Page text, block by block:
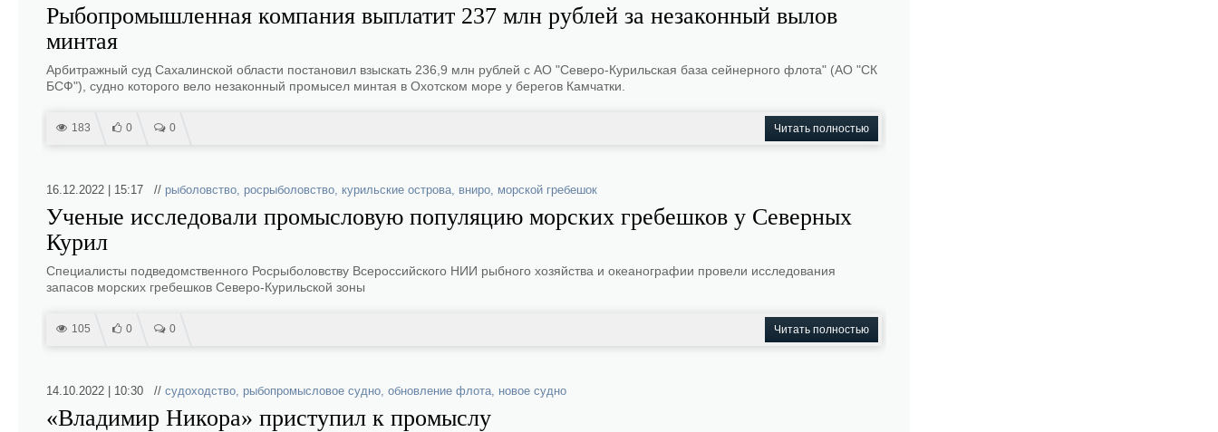
Рыбопромышленная компания выплатит 237 млн рублей за незаконный вылов
минтая
Арбитражный суд Сахалинской области постановил взыскать 236,9 млн рублей с АО "Северо-Курильская база сейнерного флота" (АО "СК
БСФ"), судно которого вело незаконный промысел минтая в Охотском море у берегов Камчатки.
183 0 0 Читать полностью
16.12.2022 | 15:17 // рыболовство, росрыболовство, курильские острова, вниро, морской гребешок
Ученые исследовали промысловую популяцию морских гребешков у Северных
Курил
Специалисты подведомственного Росрыболовству Всероссийского НИИ рыбного хозяйства и океанографии провели исследования
запасов морских гребешков Северо-Курильской зоны
105 0 0 Читать полностью
14.10.2022 | 10:30 // судоходство, рыбопромысловое судно, обновление флота, новое судно
«Владимир Никора» приступил к промыслу